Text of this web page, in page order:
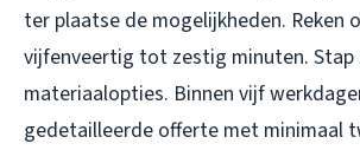
ter plaatse de mogelijkheden. Reken
vijfenveertig tot zestig minuten.
materiaalopties. Binnen vijf
gedetailleerde offerte met minimaal